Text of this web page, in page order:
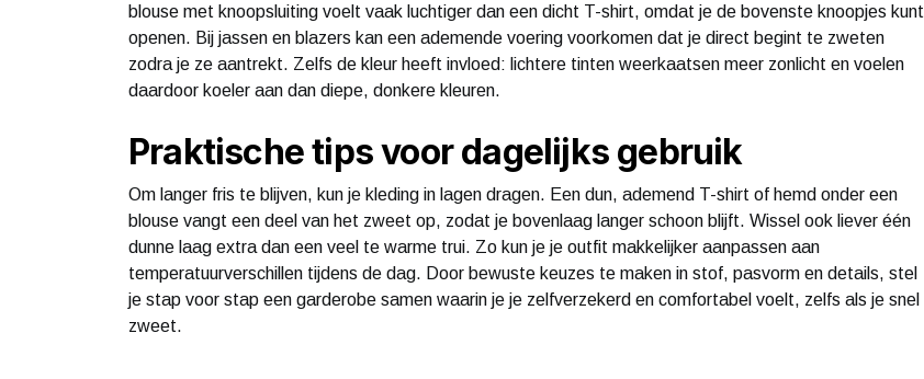
blouse met knoopsluiting voelt vaak luchtiger dan een dicht T-shirt, omdat je de bovenste knoopjes kunt
openen. Bij jassen en blazers kan een ademende voering voorkomen dat je direct begint te zweten
zodra je ze aantrekt. Zelfs de kleur heeft invloed: lichtere tinten weerkaatsen meer zonlicht en voelen
daardoor koeler aan dan diepe, donkere kleuren.
Praktische tips voor dagelijks gebruik
Om langer fris te blijven, kun je kleding in lagen dragen. Een dun, ademend T-shirt of hemd onder een
blouse vangt een deel van het zweet op, zodat je bovenlaag langer schoon blijft. Wissel ook liever één
dunne laag extra dan een veel te warme trui. Zo kun je je outfit makkelijker aanpassen aan
temperatuurverschillen tijdens de dag. Door bewuste keuzes te maken in stof, pasvorm en details, stel
je stap voor stap een garderobe samen waarin je je zelfverzekerd en comfortabel voelt, zelfs als je snel
zweet.